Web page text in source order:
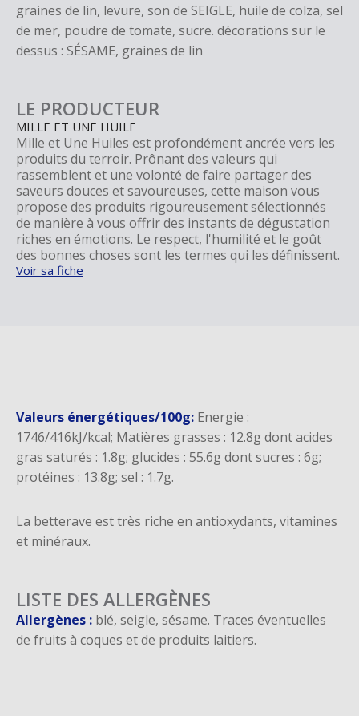
graines de lin, levure, son de SEIGLE, huile de colza, sel
de mer, poudre de tomate, sucre. décorations sur le
dessus : SÉSAME, graines de lin
LE PRODUCTEUR
MILLE ET UNE HUILE
Mille et Une Huiles est profondément ancrée vers les
produits du terroir. Prônant des valeurs qui
rassemblent et une volonté de faire partager des
saveurs douces et savoureuses, cette maison vous
propose des produits rigoureusement sélectionnés
de manière à vous offrir des instants de dégustation
riches en émotions. Le respect, l'humilité et le goût
des bonnes choses sont les termes qui les définissent.
Voir sa fiche
Valeurs énergétiques/100g: Energie :
1746/416kJ/kcal; Matières grasses : 12.8g dont acides
gras saturés : 1.8g; glucides : 55.6g dont sucres : 6g;
protéines : 13.8g; sel : 1.7g.
La betterave est très riche en antioxydants, vitamines
et minéraux.
LISTE DES ALLERGÈNES
Allergènes : blé, seigle, sésame. Traces éventuelles
de fruits à coques et de produits laitiers.